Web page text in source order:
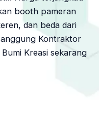
booth pameran
dan beda dari
Kontraktor
Kreasi sekarang